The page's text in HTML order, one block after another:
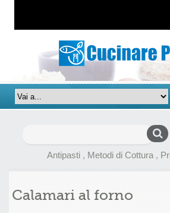
Antipasti , Metodi di Cottura ,
Calamari al forno